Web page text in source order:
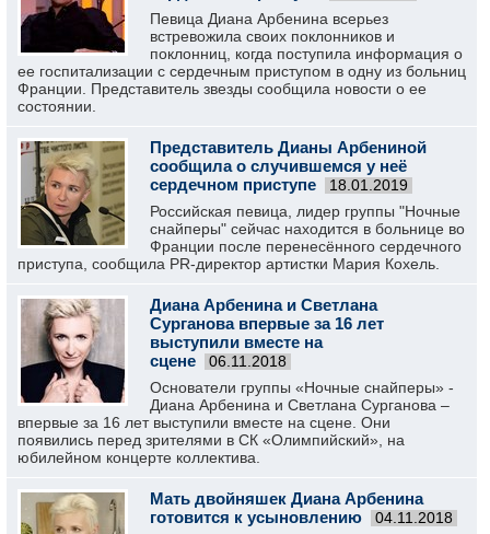
Певица Диана Арбенина всерьез
встревожила своих поклонников и
поклонниц, когда поступила информация о
ее госпитализации с сердечным приступом в одну из больниц
Франции. Представитель звезды сообщила новости о ее
состоянии.
Представитель Дианы Арбениной
сообщила о случившемся у неё
сердечном приступе
18.01.2019
Российская певица, лидер группы "Ночные
снайперы" сейчас находится в больнице во
Франции после перенесённого сердечного
приступа, сообщила PR-директор артистки Мария Кохель.
Диана Арбенина и Светлана
Сурганова впервые за 16 лет
выступили вместе на
сцене
06.11.2018
Основатели группы «Ночные снайперы» -
Диана Арбенина и Светлана Сурганова –
впервые за 16 лет выступили вместе на сцене. Они
появились перед зрителями в СК «Олимпийский», на
юбилейном концерте коллектива.
Мать двойняшек Диана Арбенина
готовится к усыновлению
04.11.2018